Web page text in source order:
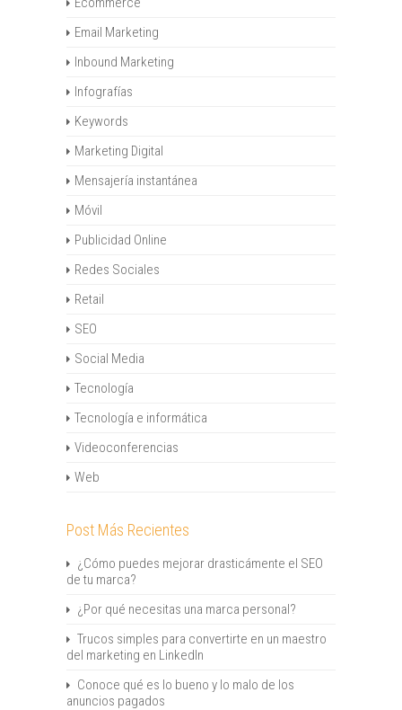
Email Marketing
Inbound Marketing
Infografías
Keywords
Marketing Digital
Mensajería instantánea
Móvil
Publicidad Online
Redes Sociales
Retail
SEO
Social Media
Tecnología
Tecnología e informática
Videoconferencias
Web
Post Más Recientes
¿Cómo puedes mejorar drasticámente el SEO
de tu marca?
¿Por qué necesitas una marca personal?
Trucos simples para convertirte en un maestro
del marketing en LinkedIn
Conoce qué es lo bueno y lo malo de los
anuncios pagados